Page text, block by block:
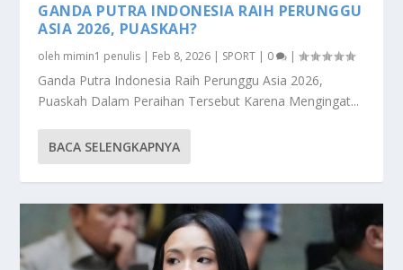
GANDA PUTRA INDONESIA RAIH PERUNGGU
ASIA 2026, PUASKAH?
oleh mimin1 penulis | Feb 8, 2026 | SPORT | 0 |
Ganda Putra Indonesia Raih Perunggu Asia 2026,
Puaskah Dalam Peraihan Tersebut Karena Mengingat...
BACA SELENGKAPNYA